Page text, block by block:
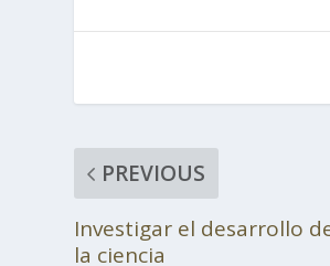
PREVIOUS
Investigar el desarrollo
la ciencia